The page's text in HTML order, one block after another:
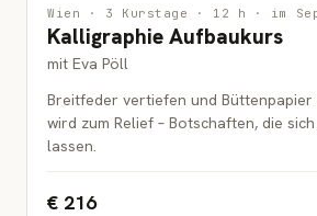
ZEICHNUNG
ERWACHSENE
Wien · 3 Kurstage · 12 h · im
Kalligraphie Aufbaukurs
mit Eva Pöll
Breitfeder vertiefen und Büttenpapier
wird zum Relief – Botschaften, die
lassen.
€ 216